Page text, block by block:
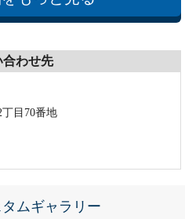
合わせ先
目70番地
ムギャラリー